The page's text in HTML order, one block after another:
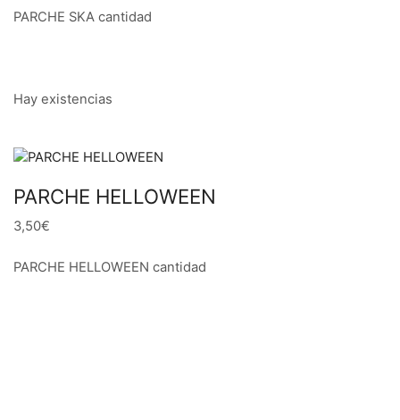
PARCHE SKA cantidad
Hay existencias
PARCHE HELLOWEEN
3,50€
PARCHE HELLOWEEN cantidad